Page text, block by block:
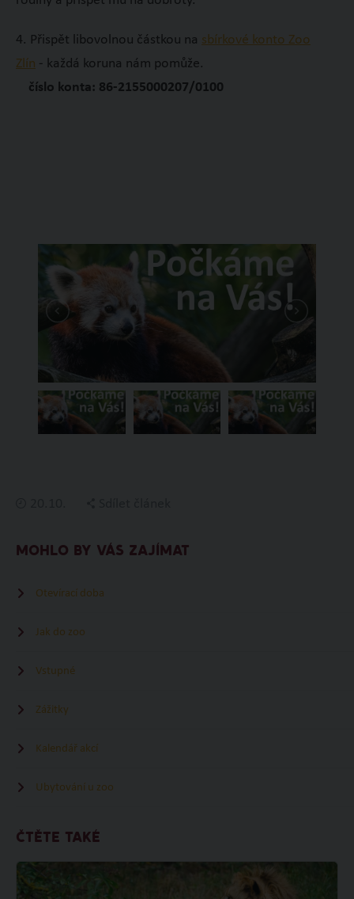
4. Přispět libovolnou částkou na sbírkové konto Zoo
Zlín - každá koruna nám pomůže.
číslo konta: 86-2155000207/0100
MOHLO BY VÁS ZAJÍMAT
Otevírací doba
Jak do zoo
Vstupné
Zážitky
Kalendář akcí
Ubytování u zoo
ČTĚTE TAKÉ